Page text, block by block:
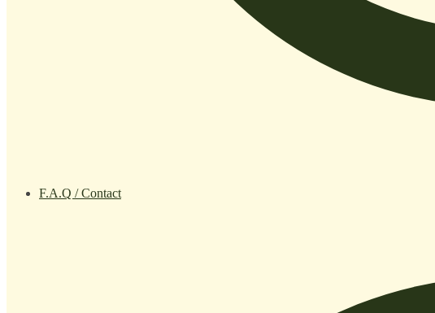
F.A.Q / Contact